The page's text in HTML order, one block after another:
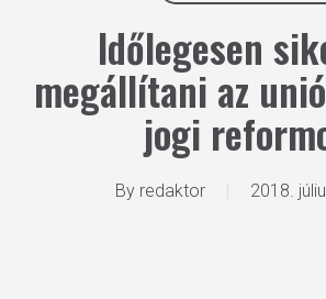
Időlegesen
megállítani az
jogi
By redaktor 2018.